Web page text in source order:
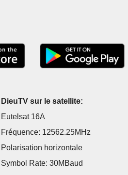
DieuTV sur le satellite:
Eutelsat 16A
Fréquence: 12562.25MHz
Polarisation horizontale
Symbol Rate: 30MBaud